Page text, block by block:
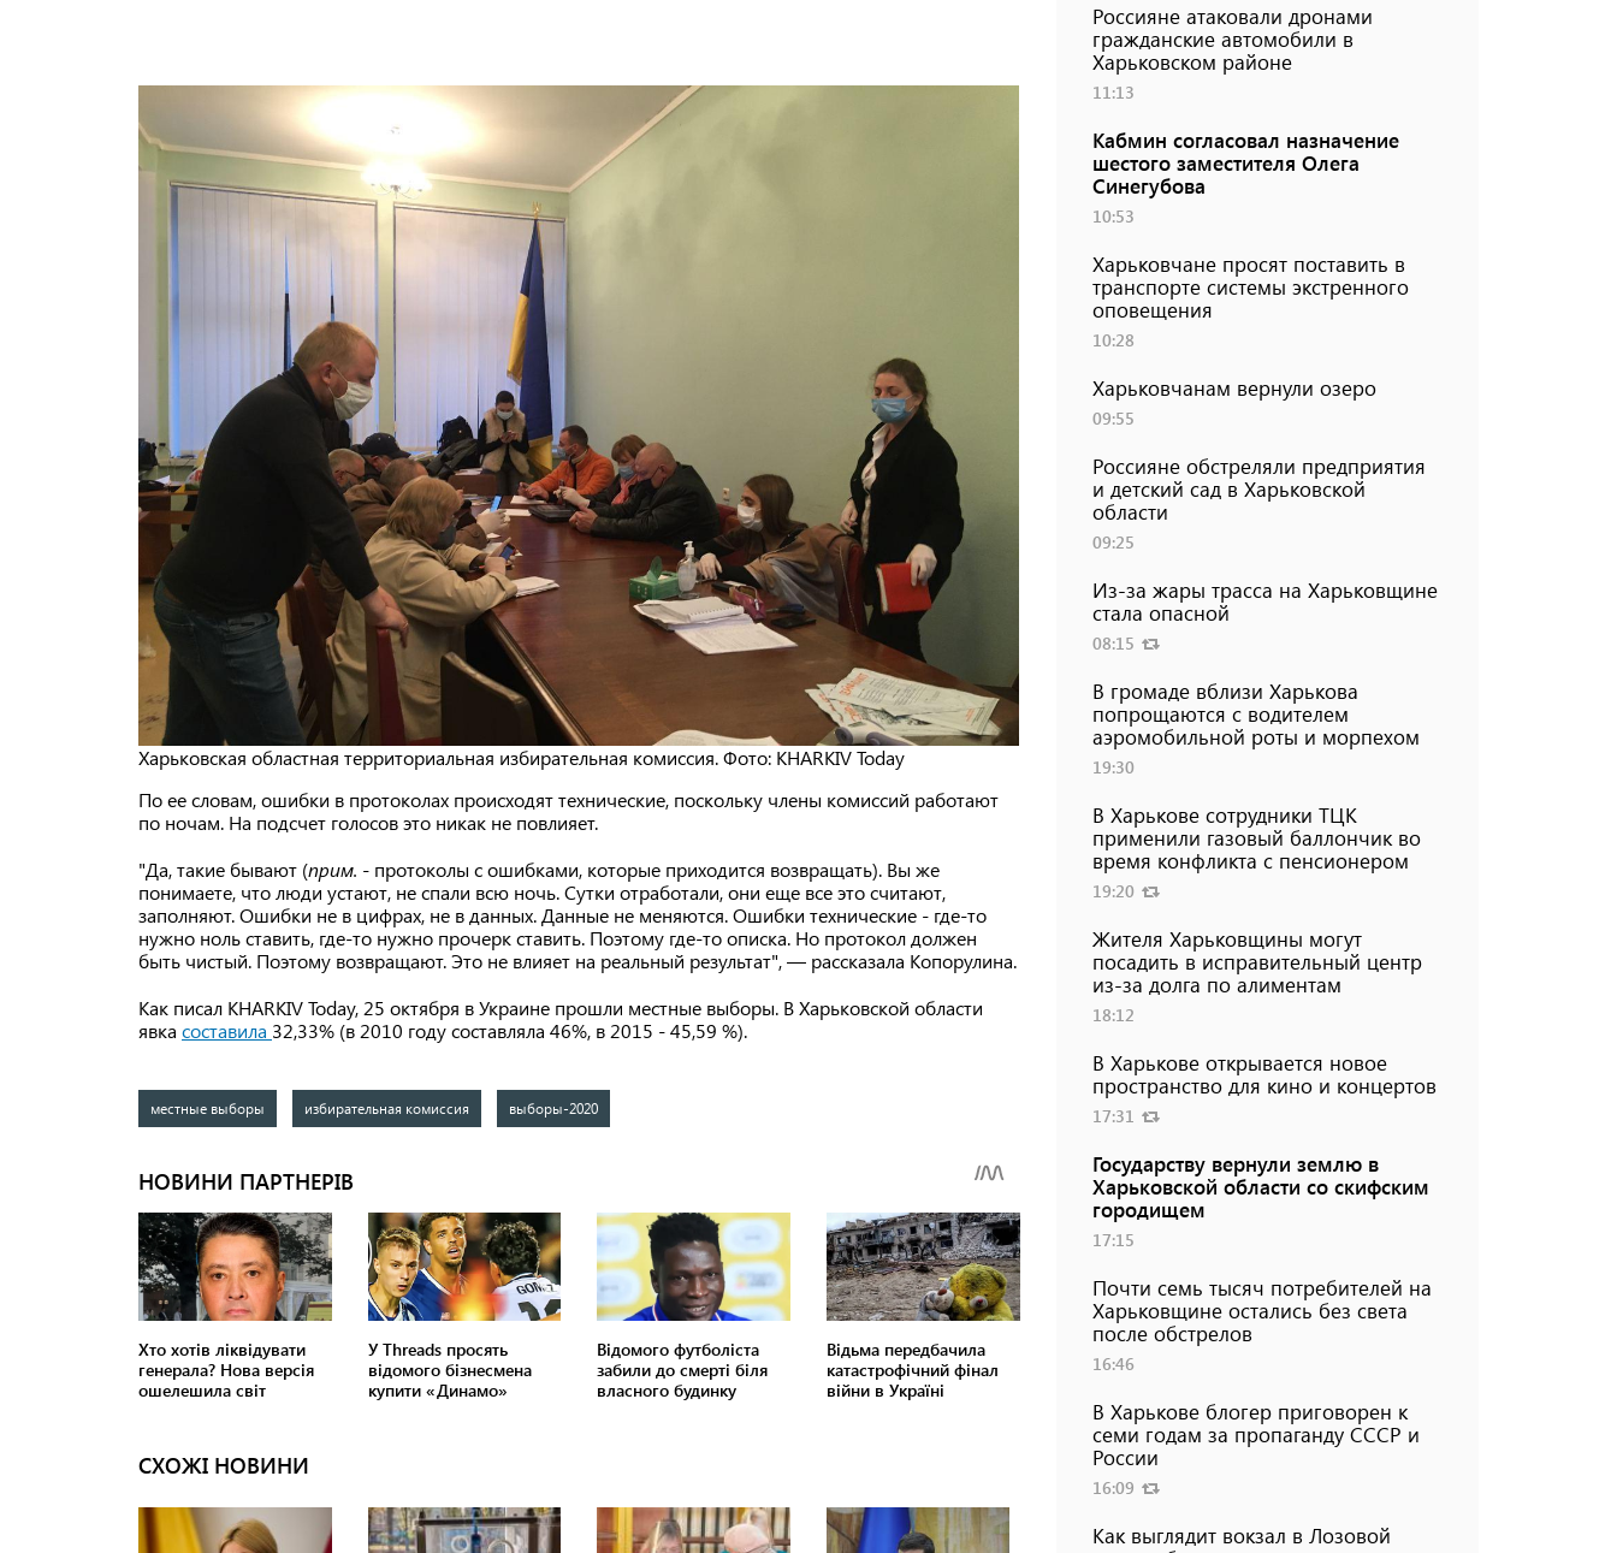
Харьковская областная территориальная избирательная комиссия. Фото: KHARKIV Today
По ее словам, ошибки в протоколах происходят технические, поскольку члены комиссий работают
по ночам. На подсчет голосов это никак не повлияет.
"Да, такие бывают (прим. - протоколы с ошибками, которые приходится возвращать). Вы же
понимаете, что люди устают, не спали всю ночь. Сутки отработали, они еще все это считают,
заполняют. Ошибки не в цифрах, не в данных. Данные не меняются. Ошибки технические - где-то
нужно ноль ставить, где-то нужно прочерк ставить. Поэтому где-то описка. Но протокол должен
быть чистый. Поэтому возвращают. Это не влияет на реальный результат", — рассказала Копорулина.
Как писал KHARKIV Today, 25 октября в Украине прошли местные выборы. В Харьковской области
явка составила 32,33% (в 2010 году составляла 46%, в 2015 - 45,59 %).
местные выборы избирательная комиссия выборы-2020
СХОЖІ НОВИНИ
Россияне атаковали дронами
гражданские автомобили в
Харьковском районе
11:13
Кабмин согласовал назначение
шестого заместителя Олега
Синегубова
10:53
Харьковчане просят поставить в
транспорте системы экстренного
оповещения
10:28
Харьковчанам вернули озеро
09:55
Россияне обстреляли предприятия
и детский сад в Харьковской
области
09:25
Из-за жары трасса на Харьковщине
стала опасной
08:15
В громаде вблизи Харькова
попрощаются с водителем
аэромобильной роты и морпехом
19:30
В Харькове сотрудники ТЦК
применили газовый баллончик во
время конфликта с пенсионером
19:20
Жителя Харьковщины могут
посадить в исправительный центр
из-за долга по алиментам
18:12
В Харькове открывается новое
пространство для кино и концертов
17:31
Государству вернули землю в
Харьковской области со скифским
городищем
17:15
Почти семь тысяч потребителей на
Харьковщине остались без света
после обстрелов
16:46
В Харькове блогер приговорен к
семи годам за пропаганду СССР и
России
16:09
Как выглядит вокзал в Лозовой